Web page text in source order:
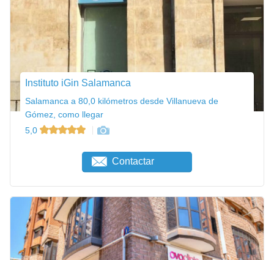
Instituto iGin Salamanca
Salamanca a 80,0 kilómetros desde Villanueva de
Gómez, como llegar
5,0
Contactar